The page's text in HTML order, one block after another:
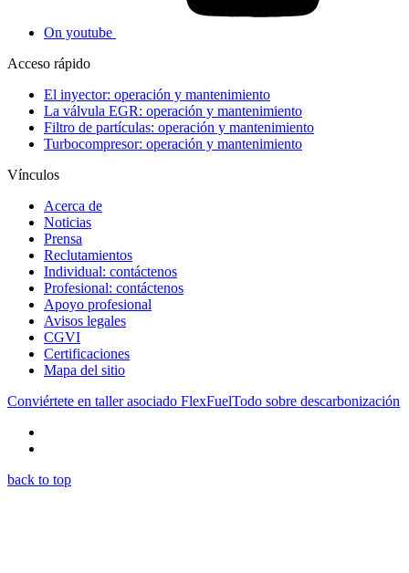
On youtube
Acceso rápido
El inyector: operación y mantenimiento
La válvula EGR: operación y mantenimiento
Filtro de partículas: operación y mantenimiento
Turbocompresor: operación y mantenimiento
Vínculos
Acerca de
Noticias
Prensa
Reclutamientos
Individual: contáctenos
Profesional: contáctenos
Apoyo profesional
Avisos legales
CGVI
Certificaciones
Mapa del sitio
Conviértete en taller asociado FlexFuelTodo sobre descarbonización
back to top